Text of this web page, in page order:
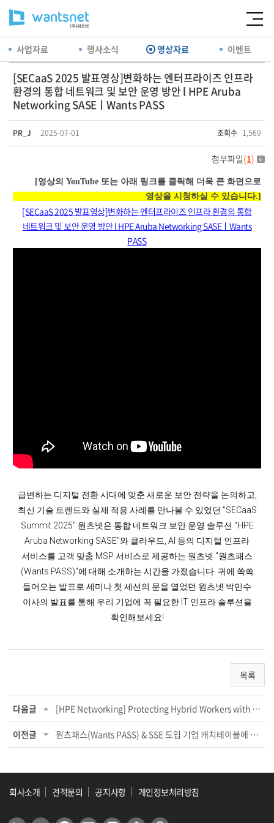
사업자료 행사소식 영상자료 이벤트
[SECaaS 2025 발표영상]변화하는 엔터프라이즈 인프라
환경의 통합 네트워크 및 보안 운영 방안 l HPE Aruba
Networking SASEㅣWants PASS
PR_J 2025-07-01 조회수 1,569
첨부파일(1)
[영상의 YouTube 또는 아래 링크를 클릭해 더욱 큰 화면으로
영상을 시청하실 수 있습니다.]
[SECaaS 2025 발표영상]변화하는 엔터프라이즈 인프라 환경의 통합
네트워크 및 보안 운영 방안 l HPE Aruba Networking SASEㅣWants
PASS
급변하는 디지털 전환 시대에 맞춘 새로운 보안 전략을 논의하고,
최신 기술 트렌드와 실제 적용 사례를 만나볼 수 있었던 "SECaaS
Summit 2025" 원츠넷은 통합 네트워크 보안 운영 솔루션 "HPE
Aruba Networking SASE"와 클라우드, AI 등의 디지털 인프라
서비스를 고객 맞춤 MSP 서비스로 제공하는 원츠넷 "원츠패스
(Wants PASS)"에 대해 소개하는 시간을 가졌습니다. 귀에 쏙쏙
들어오는 발표로 세미나 첫 세션의 문을 열었던 원츠넷 박민수
이사의 발표를 통해 우리 기업에 꼭 필요한 IT 인프라 솔루션을
확인해보세요!
목록
다음글 [HPE Networking] Protecting Hybrid Workers with SS...
이전글 원츠패스(Wants PASS) & SSE 도입 기업 캐치테이블에 엄청...
회사소개 견적문의 공지사항 개인정보처리방침